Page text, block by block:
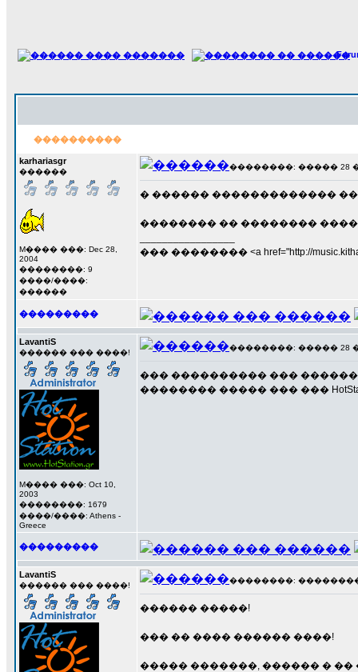
����������
karhariasgr
������
M���� ���: Dec 28,
2004
��������: 9
����/����:
������
��������: ����� 28 ���
� ������ ������������� ��
�������� �� ��������
��� �������� <a href="http://
���������
LavantiS
������ ��� ����!
M���� ���: Oct 10,
2003
��������: 1679
����/����: Athens -
Greece
��������: ����� 28 ���
��� ���������� ���
�������� ����� ��� ���
���������
LavantiS
������ ��� ����!
��������: ���������
������ �����!
��� �� ���� ������ ����!
����� �������, ������ �